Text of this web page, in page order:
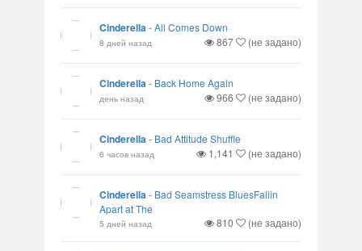
Cinderella-All Comes Down
8 дней назад 867 (не задано)
Cinderella- Back Home Again
день назад 966 (не задано)
Cinderella- Bad Attitude Shuffle
6 часов назад 1,141 (не задано)
Cinderella- Bad Seamstress BluesFallin
Apart at The
5 дней назад 810 (не задано)